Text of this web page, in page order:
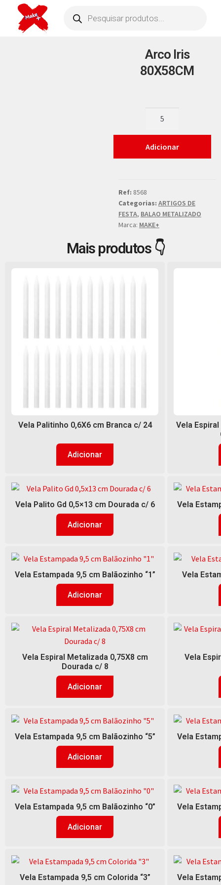
Arco Iris
80X58CM
Adicionar
Ref: 8568
Categorias: ARTIGOS DE
FESTA, BALAO METALIZADO
Marca: MAKE+
Vela Palitinho 0,6X6 cm Branca c/ 24
Adicionar
Vela
Vela Palito Gd 0,5×13 cm Dourada c/ 6
Adicionar
Vela
Vela Estampada 9,5 cm Balãozinho “1”
Adicionar
Vela
Vela Espiral Metalizada 0,75X8 cm
Dourada c/ 8
Adicionar
Vela
Vela Estampada 9,5 cm Balãozinho “5”
Adicionar
Vela
Vela Estampada 9,5 cm Balãozinho “0”
Adicionar
Vela
Vela Estampada 9,5 cm Colorida “3” Vela
Mais produtos 👇